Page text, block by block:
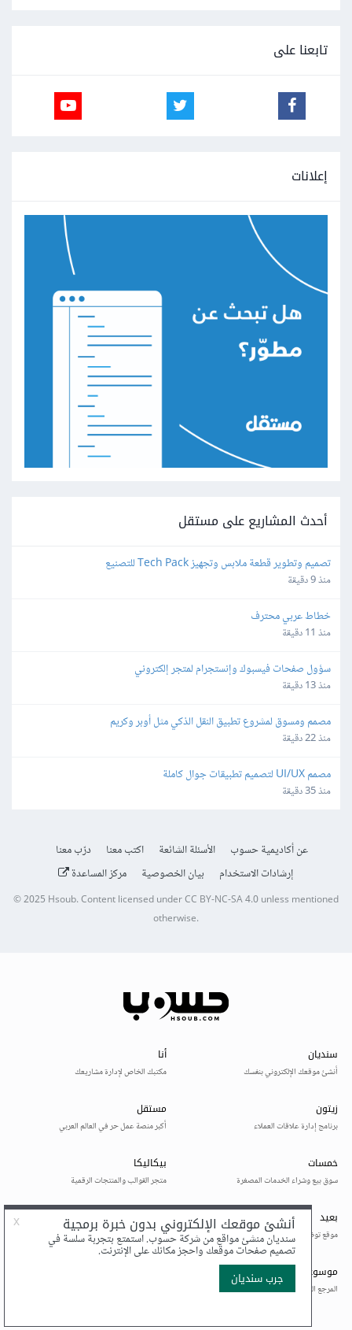
تابعنا على
إعلانات
أحدث المشاريع على مستقل
تصميم وتطوير قطعة ملابس وتجهيز Tech Pack للتصنيع
منذ 9 دقيقة
خطاط عربي محترف
منذ 11 دقيقة
سؤول صفحات فيسبوك وإنستجرام لمتجر إلكتروني
منذ 13 دقيقة
مصمم ومسوق لمشروع تطبيق النقل الذكي مثل أوبر وكريم
منذ 22 دقيقة
مصمم UI/UX لتصميم تطبيقات جوال كاملة
منذ 35 دقيقة
عن أكاديمية حسوب الأسئلة الشائعة اكتب معنا
درّب معنا
إرشادات الاستخدام
بيان الخصوصية مركز المساعدة
© 2025 Hsoub.Content licensed underCC BY-NC-SA 4.0unless mentioned
otherwise.